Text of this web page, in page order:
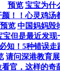
预览 宝宝为什
颜！！心灵鸡汤
预览 中国妈妈毁
宝但是最近发现
必知！5种错误
请问深港教育
看官，这样的奇